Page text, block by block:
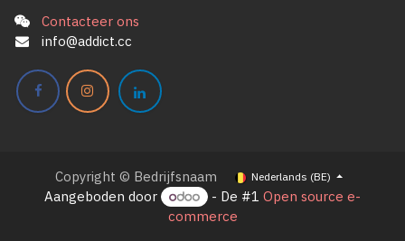
Contacteer ons
info@addict.cc
Copyright © Bedrijfsnaam Nederlands (BE)
Aangeboden door - De #1 Open source e-
commerce